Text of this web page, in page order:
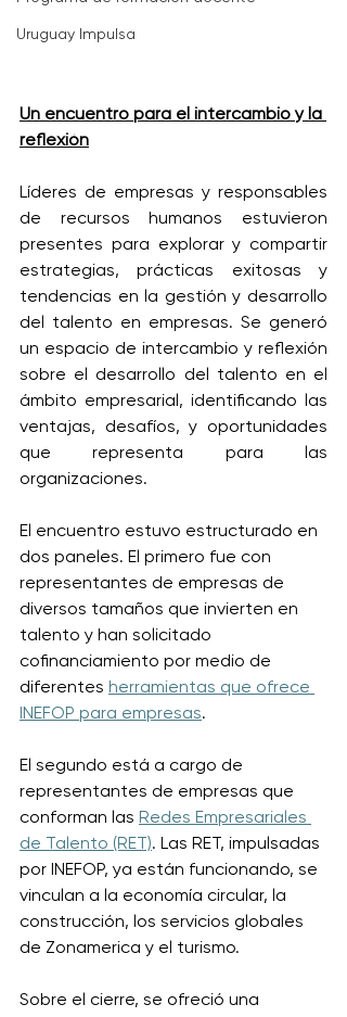
Uruguay Impulsa
Un encuentro para el intercambio y la
reflexión
Líderes de empresas y responsables
de recursos humanos estuvieron
presentes para explorar y compartir
estrategias, prácticas exitosas y
tendencias en la gestión y desarrollo
del talento en empresas. Se generó
un espacio de intercambio y reflexión
sobre el desarrollo del talento en el
ámbito empresarial, identificando las
ventajas, desafíos, y oportunidades
que representa para las
organizaciones.
El encuentro estuvo estructurado en
dos paneles. El primero fue con
representantes de empresas de
diversos tamaños que invierten en
talento y han solicitado
cofinanciamiento por medio de
diferentes herramientas que ofrece
INEFOP para empresas.
El segundo está a cargo de
representantes de empresas que
conforman las Redes Empresariales
de Talento (RET). Las RET, impulsadas
por INEFOP, ya están funcionando, se
vinculan a la economía circular, la
construcción, los servicios globales
de Zonamerica y el turismo.
Sobre el cierre, se ofreció una